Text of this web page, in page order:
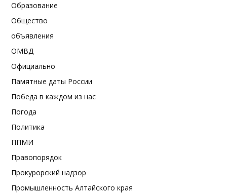
Образование
Общество
объявления
ОМВД
Официально
Памятные даты России
Победа в каждом из нас
Погода
Политика
ППМИ
Правопорядок
Прокурорский надзор
Промышленность Алтайского края